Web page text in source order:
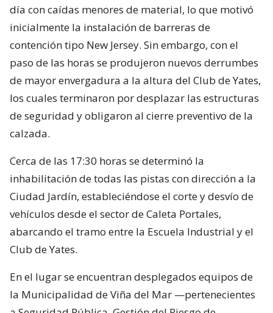
día con caídas menores de material, lo que motivó
inicialmente la instalación de barreras de
contención tipo New Jersey. Sin embargo, con el
paso de las horas se produjeron nuevos derrumbes
de mayor envergadura a la altura del Club de Yates,
los cuales terminaron por desplazar las estructuras
de seguridad y obligaron al cierre preventivo de la
calzada.
Cerca de las 17:30 horas se determinó la
inhabilitación de todas las pistas con dirección a la
Ciudad Jardín, estableciéndose el corte y desvío de
vehículos desde el sector de Caleta Portales,
abarcando el tramo entre la Escuela Industrial y el
Club de Yates.
En el lugar se encuentran desplegados equipos de
la Municipalidad de Viña del Mar —pertenecientes